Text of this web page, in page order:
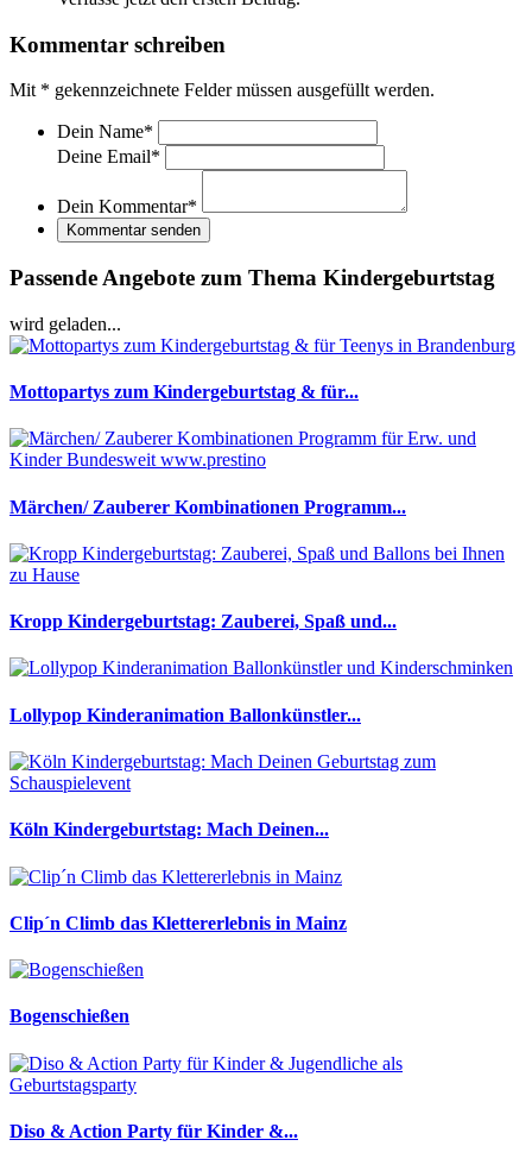
Kommentar schreiben
Mit * gekennzeichnete Felder müssen ausgefüllt werden.
Dein Name*
Deine Email*
Dein Kommentar*
Kommentar senden
Passende Angebote zum Thema Kindergeburtstag
wird geladen...
Mottopartys zum Kindergeburtstag & für...
Märchen/ Zauberer Kombinationen Programm...
Kropp Kindergeburtstag: Zauberei, Spaß und...
Lollypop Kinderanimation Ballonkünstler...
Köln Kindergeburtstag: Mach Deinen...
Clip´n Climb das Klettererlebnis in Mainz
Bogenschießen
Diso & Action Party für Kinder &...